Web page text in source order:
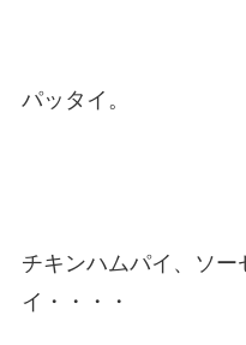
パッタイ。
チキンハムパイ、ソー
イ・・・・